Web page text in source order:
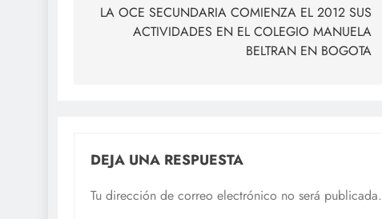
de
entradas
LA OCE SECUNDARIA COMIENZA EL 2012 SUS
ACTIVIDADES EN EL COLEGIO MANUELA
BELTRAN EN BOGOTA
DEJA UNA RESPUESTA
Tu dirección de correo electrónico no será publicada.